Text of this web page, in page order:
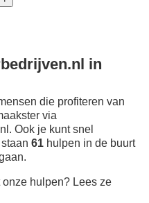
in
die profiteren van
via
Ook je kunt snel
61 hulpen in de buurt
hulpen? Lees ze